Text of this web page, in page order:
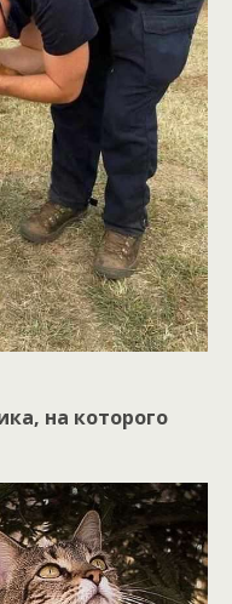
на которого